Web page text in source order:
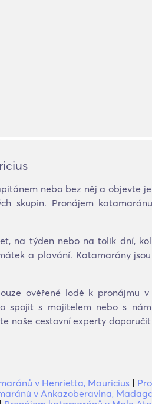
nebo bez něj a objevte
skupin. Pronájem
na týden nebo na tolik dní,
a plavání. Katamarány
ověřené lodě k pronájmu
spojit s majitelem nebo s
naše cestovní experty
v Henrietta, Mauricius |
v Ankazoberavina,